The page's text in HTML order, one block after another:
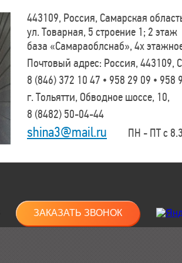
443109, Россия, Самарская
ул. Товарная, 5 строение 1; 2 этаж
база «Самараоблснаб», 4х
Почтовый адрес: Россия, 443109,
8 (846) 372 10 47 • 958 29 09 • 958
г. Тольятти, Обводное шоссе, 10,
8 (8482) 50-04-44
shina3@mail.ru ПН - ПТ с
ЗАКАЗАТЬ ЗВОНОК